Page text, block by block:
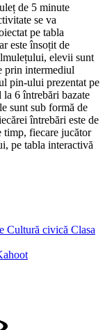
de 5 minute
se va
pe tabla
este însoțit de
elevii sunt
prin intermediul
pin-ului prezentat pe
6 întrebări bazate
sunt sub formă de
întrebări este de
timp, fiecare jucător
pe tabla interactivă
Cultură civică Clasa